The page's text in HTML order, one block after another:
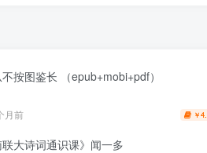
按图鉴长 （epub+mobi+pdf）
月前 ￥
联大诗词通识课》闻一多